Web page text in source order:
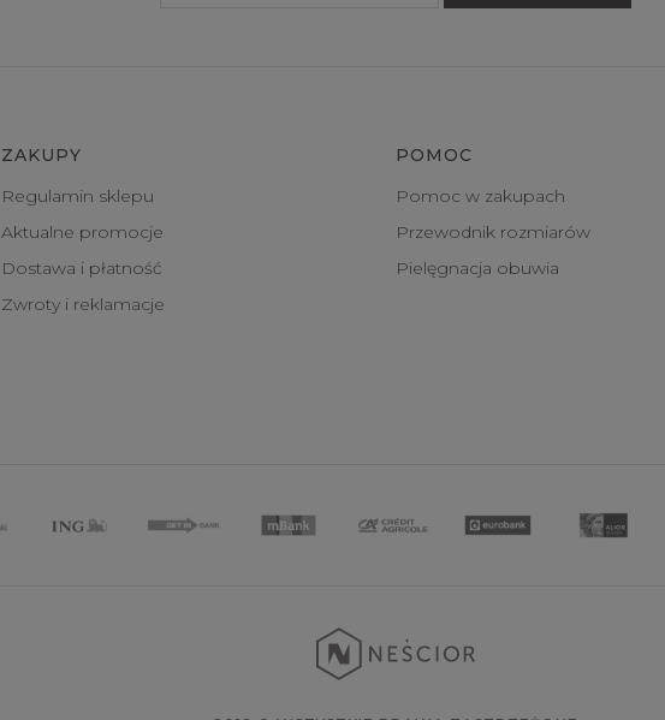
ZAKUPY
Regulamin sklepu
Aktualne promocje
Dostawa i płatność
Zwroty i reklamacje
POMOC
Pomoc w zakupach
Przewodnik rozmiarów
Pielęgnacja obuwia